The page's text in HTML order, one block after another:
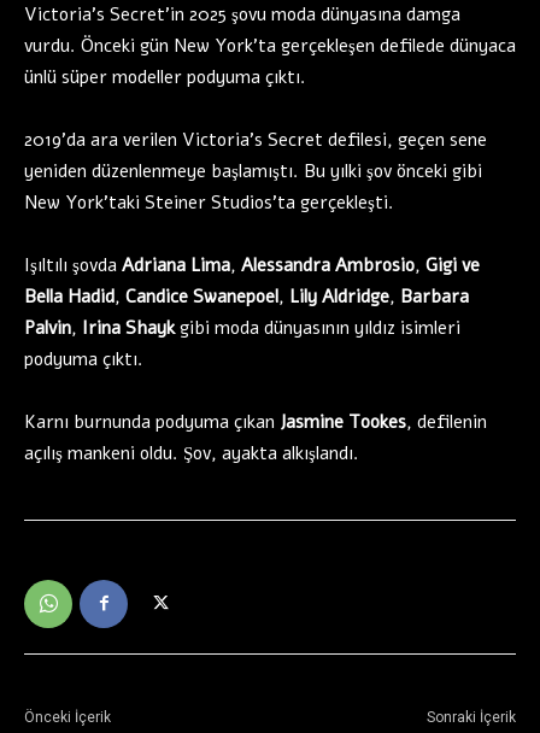
Victoria’s Secret’in 2025 şovu moda dünyasına damga
vurdu. Önceki gün New York’ta gerçekleşen defilede dünyaca
ünlü süper modeller podyuma çıktı.
2019’da ara verilen Victoria’s Secret defilesi, geçen sene
yeniden düzenlenmeye başlamıştı. Bu yılki şov önceki gibi
New York’taki Steiner Studios’ta gerçekleşti.
Işıltılı şovda Adriana Lima, Alessandra Ambrosio, Gigi ve
Bella Hadid, Candice Swanepoel, Lily Aldridge, Barbara
Palvin, Irina Shaykgibi moda dünyasının yıldız isimleri
podyuma çıktı.
Karnı burnunda podyuma çıkan Jasmine Tookes, defilenin
açılış mankeni oldu. Şov, ayakta alkışlandı.
Önceki İçerik Sonraki İçerik